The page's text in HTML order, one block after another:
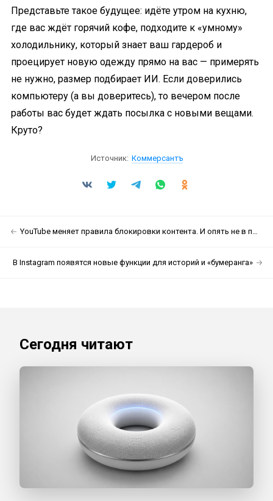
Представьте такое будущее: идёте утром на кухню,
где вас ждёт горячий кофе, подходите к «умному»
холодильнику, который знает ваш гардероб и
проецирует новую одежду прямо на вас — примерять
не нужно, размер подбирает ИИ. Если доверились
компьютеру (а вы доверитесь), то вечером после
работы вас будет ждать посылка с новыми вещами.
Круто?
Источник: Коммерсантъ
YouTube меняет правила блокировки контента. И опять не в пользу авторов
В Instagram появятся новые функции для историй и «бумеранга»
Сегодня читают